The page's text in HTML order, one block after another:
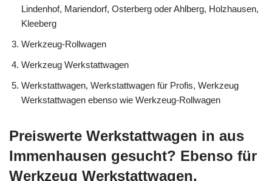
Lindenhof, Mariendorf, Osterberg oder Ahlberg, Holzhausen,
Kleeberg
Werkzeug-Rollwagen
Werkzeug Werkstattwagen
Werkstattwagen, Werkstattwagen für Profis, Werkzeug
Werkstattwagen ebenso wie Werkzeug-Rollwagen
Preiswerte Werkstattwagen in aus
Immenhausen gesucht? Ebenso für
Werkzeug Werkstattwagen,